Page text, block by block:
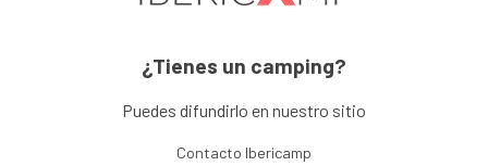
¿Tienes un camping?
Puedes difundirlo en nuestro sitio
Contacto Ibericamp